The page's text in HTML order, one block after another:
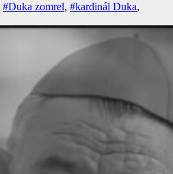
#Duka zomrel, #kardinál Duka,